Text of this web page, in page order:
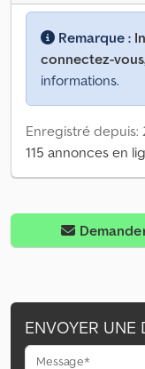
Remarque :
connectez-
informations.
Enregistré depuis:
115 annonces en
ENVOYER UNE
Message*